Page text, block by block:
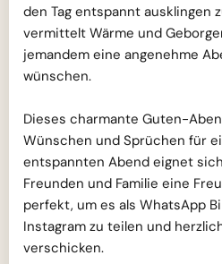
den Tag entspannt ausklingen
vermittelt Wärme und
jemandem eine angenehme
wünschen.
Dieses charmante Guten-
Wünschen und Sprüchen für
entspannten Abend eignet
Freunden und Familie eine
perfekt, um es als WhatsApp
Instagram zu teilen und
verschicken.